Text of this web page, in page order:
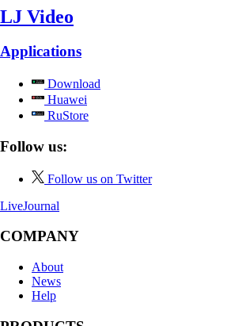
LJ Video
Applications
Download
Huawei
RuStore
Follow us:
Follow us on Twitter
LiveJournal
COMPANY
About
News
Help